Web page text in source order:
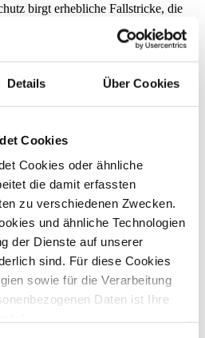
Details Über Cookies
Cookies
Cookies oder ähnliche
die damit erfassten
zu verschiedenen Zwecken.
und ähnliche Technologien
der Dienste auf unserer
sind. Für diese Cookies
sowie für die Verarbeitung
Daten ist Ihre
birgt erhebliche Fallstricke, die
wenn er das Dickicht der
nicht beachtet. Guter Rat des
sondern erspart Rechtsnachteile. Die
persönlich.
–
maßgeblich
eines Datenschutzbeauftragten
(BDSG) automatisch, sobald die
unter den Schwellenwert
verpflichtend ist? Mit dieser Frage
zu befassen und kürzlich ein